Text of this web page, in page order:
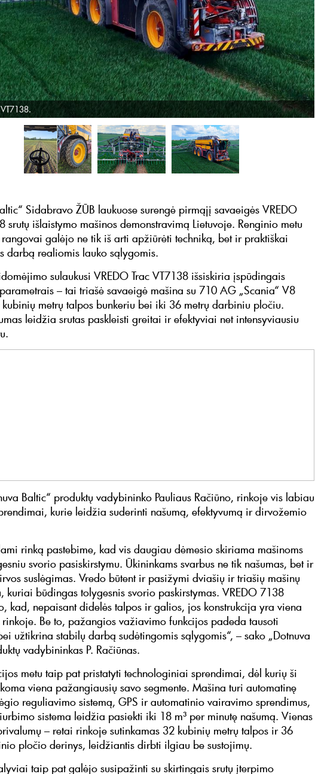
Sidabravo ŽŪB laukuose surengė pirmąjį savaeigės VREDO
srutų išlaistymo mašinos demonstravimą Lietuvoje. Renginio metu
galėjo ne tik iš arti apžiūrėti techniką, bet ir praktiškai
darbą realiomis lauko sąlygomis.
sulaukusi VREDO Trac VT7138 išsiskiria įspūdingais
– tai triašė savaeigė mašina su 710 AG „Scania“ V8
metrų talpos bunkeriu bei iki 36 metrų darbiniu pločiu.
leidžia srutas paskleisti greitai ir efektyviai net intensyviausiu
Baltic“ produktų vadybininko Pauliaus Račiūno, rinkoje vis labiau
kurie leidžia suderinti našumą, efektyvumą ir dirvožemio
rinką pastebime, kad vis daugiau dėmesio skiriama mašinoms
svorio pasiskirstymu. Ūkininkams svarbus ne tik našumas, bet ir
suslėgimas. Vredo būtent ir pasižymi dviašių ir triašių mašinų
kuriai būdingas tolygesnis svorio paskirstymas. VREDO 7138
kad, nepaisant didelės talpos ir galios, jos konstrukcija yra viena
Be to, pažangios važiavimo funkcijos padeda tausoti
užtikrina stabilų darbą sudėtingomis sąlygomis“, – sako „Dotnuva
vadybininkas P. Račiūnas.
metu taip pat pristatyti technologiniai sprendimai, dėl kurių ši
viena pažangiausių savo segmente. Mašina turi automatinę
reguliavimo sistemą, GPS ir automatinio vairavimo sprendimus,
sistema leidžia pasiekti iki 18 m³ per minutę našumą. Vienas
– retai rinkoje sutinkamas 32 kubinių metrų talpos ir 36
pločio derinys, leidžiantis dirbti ilgiau be sustojimų.
taip pat galėjo susipažinti su skirtingais srutų įterpimo